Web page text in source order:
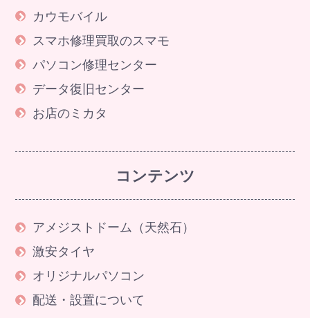
カウモバイル
スマホ修理買取のスマモ
パソコン修理センター
データ復旧センター
お店のミカタ
コンテンツ
アメジストドーム（天然石）
激安タイヤ
オリジナルパソコン
配送・設置について